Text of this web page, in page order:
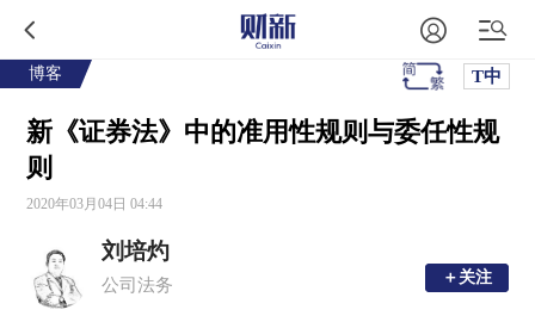
博客 T中
新《证券法》中的准用性规则与委任性规
则
2020年03月04日 04:44
刘培灼
公司法务 ＋关注
＋关注